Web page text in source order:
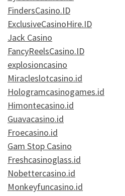
FindersCasino.ID
ExclusiveCasinoHire.ID
Jack Casino
FancyReelsCasino.ID
explosioncasino
Miracleslotcasino.id
Hologramcasinogames.id
Himontecasino.id
Guavacasino.id
Froecasino.id
Gam Stop Casino
Freshcasinoglass.id
Nobettercasino.id
Monkeyfuncasino.id